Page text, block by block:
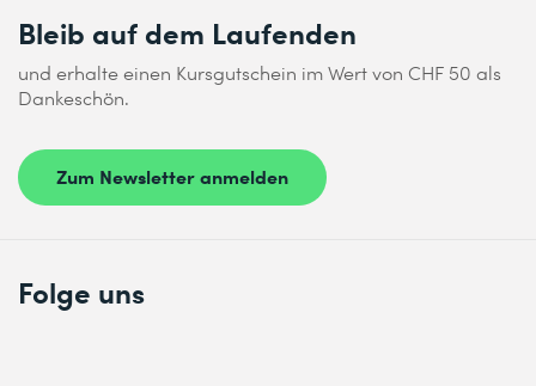
Bleib auf dem Laufenden
und erhalte einen Kursgutschein im Wert von CHF 50 als
Dankeschön.
Zum Newsletter anmelden
Folge uns